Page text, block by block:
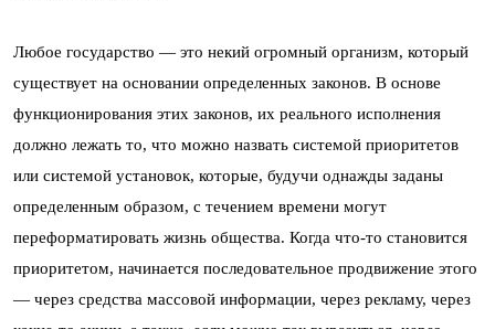
Любое государство — это некий огромный организм, который
существует на основании определенных законов. В основе
функционирования этих законов, их реального исполнения
должно лежать то, что можно назвать системой приоритетов
или системой установок, которые, будучи однажды заданы
определенным образом, с течением времени могут
переформатировать жизнь общества. Когда что-то становится
приоритетом, начинается последовательное продвижение этого
— через средства массовой информации, через рекламу, через